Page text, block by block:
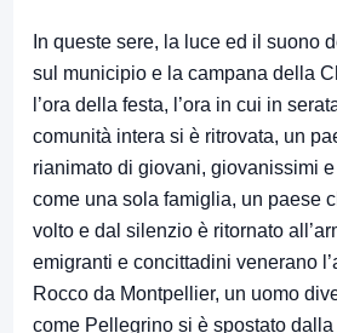
In queste sere, la luce ed il suono
sul municipio e la campana della
l’ora della festa, l’ora in cui in
comunità intera si è ritrovata, un
rianimato di giovani, giovanissimi
come una sola famiglia, un paese
volto e dal silenzio è ritornato
emigranti e concittadini venerano
Rocco da Montpellier, un uomo
come Pellegrino si è spostato dalla